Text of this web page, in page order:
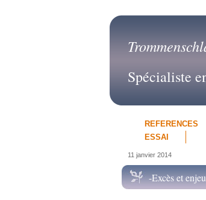
Spécialiste
REFERENCES
ESSAI
11 janvier 2014
-Excès et